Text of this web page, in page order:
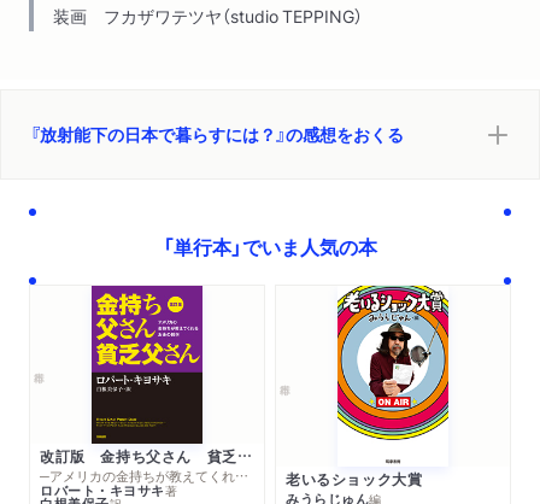
装画 フカザワテツヤ（studio TEPPING）
『放射能下の日本で暮らすには？』の感想をおくる
「単行本」でいま人気の本
改訂版 金持ち父さん 貧乏父さん
─アメリカの金持ちが教えてくれるお金の哲学
ロバート・キヨサキ著 老いるショック大賞
みうらじゅん編